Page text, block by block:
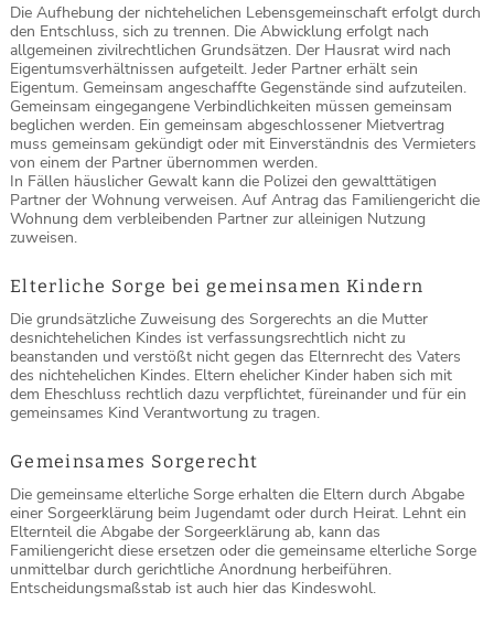
Die Aufhebung der nichtehelichen Lebensgemeinschaft erfolgt durch
den Entschluss, sich zu trennen. Die Abwicklung erfolgt nach
allgemeinen zivilrechtlichen Grundsätzen. Der Hausrat wird nach
Eigentumsverhältnissen aufgeteilt. Jeder Partner erhält sein
Eigentum. Gemeinsam angeschaffte Gegenstände sind aufzuteilen.
Gemeinsam eingegangene Verbindlichkeiten müssen gemeinsam
beglichen werden. Ein gemeinsam abgeschlossener Mietvertrag
muss gemeinsam gekündigt oder mit Einverständnis des Vermieters
von einem der Partner übernommen werden.
In Fällen häuslicher Gewalt kann die Polizei den gewalttätigen
Partner der Wohnung verweisen. Auf Antrag das Familiengericht die
Wohnung dem verbleibenden Partner zur alleinigen Nutzung
zuweisen.
Elterliche Sorge bei gemeinsamen Kindern
Die grundsätzliche Zuweisung des Sorgerechts an die Mutter
desnichtehelichen Kindes ist verfassungsrechtlich nicht zu
beanstanden und verstößt nicht gegen das Elternrecht des Vaters
des nichtehelichen Kindes. Eltern ehelicher Kinder haben sich mit
dem Eheschluss rechtlich dazu verpflichtet, füreinander und für ein
gemeinsames Kind Verantwortung zu tragen.
Gemeinsames Sorgerecht
Die gemeinsame elterliche Sorge erhalten die Eltern durch Abgabe
einer Sorgeerklärung beim Jugendamt oder durch Heirat. Lehnt ein
Elternteil die Abgabe der Sorgeerklärung ab, kann das
Familiengericht diese ersetzen oder die gemeinsame elterliche Sorge
unmittelbar durch gerichtliche Anordnung herbeiführen.
Entscheidungsmaßstab ist auch hier das Kindeswohl.